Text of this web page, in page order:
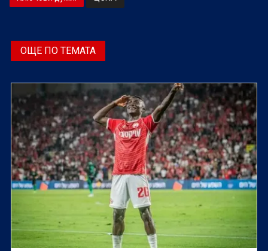
ОЩЕ ПО ТЕМАТА